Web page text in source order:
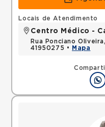
Locais de Atendimento
Centro Médico -
Rua Ponciano
41950275 •
Mapa